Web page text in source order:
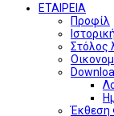
ΕΤΑΙΡΕΙΑ
Προφίλ
Στόλος
Έκθεση